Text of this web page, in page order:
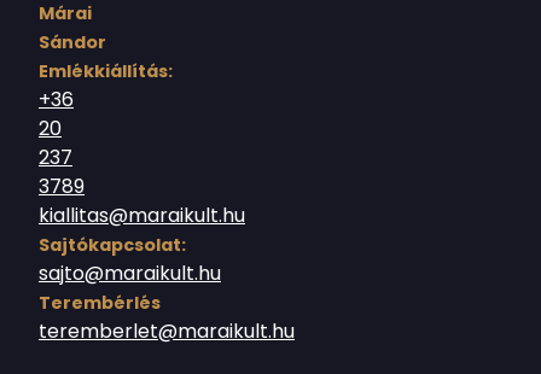
Márai
Sándor
Emlékkiállítás:
+36
20
237
3789
kiallitas@maraikult.hu
Sajtókapcsolat:
sajto@maraikult.hu
Terembérlés
teremberlet@maraikult.hu